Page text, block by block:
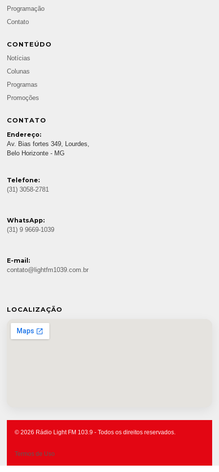
Programação
Contato
CONTEÚDO
Notícias
Colunas
Programas
Promoções
CONTATO
Endereço:
Av. Bias fortes 349, Lourdes,
Belo Horizonte - MG
Telefone:
(31) 3058-2781
WhatsApp:
(31) 9 9669-1039
E-mail:
contato@lightfm1039.com.br
LOCALIZAÇÃO
© 2026 Rádio Light FM 103.9 - Todos os direitos reservados.
Termos de Uso